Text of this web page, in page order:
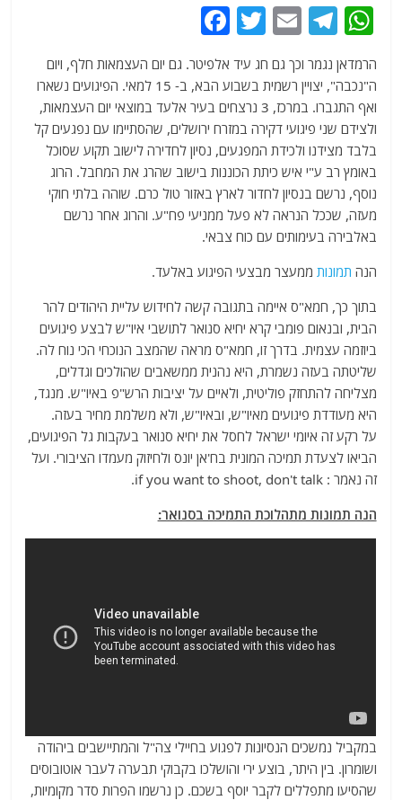
W
at
s
A
p
p
T
e
g
ra
m
E
ai
l
T
w
itt
er
c
e
b
o
o
k
הרמדאן נגמר וכך גם חג עיד אלפיטר. גם יום העצמאות חלף, ויום
ה"נכבה", יצויין רשמית בשבוע הבא, ב- 15 למאי. הפיגועים נשארו
ואף התגברו. במרכז, 3 נרצחים בעיר אלעד במוצאי יום העצמאות,
ולצידם שני פיגועי דקירה במזרח ירושלים, שהסתיימו עם נפגעים קל
בלבד מצידנו ולכידת המפגעים, נסיון לחדירה לישוב תקוע שסוכל
באומץ רב ע"י איש כיתת הכוננות בישוב שהרג את המחבל. הרוג
נוסף, נרשם בנסיון לחדור לארץ באזור טול כרם. שוהה בלתי חוקי
מעזה, שככל הנראה לא פעל ממניעי פח"ע. והרוג אחר נרשם
באלבירה בעימותים עם כוח צבאי.
הנה תמונות ממעצר מבצעי הפיגוע באלעד.
בתוך כך, חמא"ס איימה בתגובה קשה לחידוש עליית היהודים להר
הבית, ובנאום פומבי קרא יחיא סנואר לתושבי איו"ש לבצע פיגועים
ביוזמה עצמית. בדרך זו, חמא"ס מראה שהמצב הנוכחי הכי נוח לה.
שליטתה בעזה נשמרת, היא נהנית ממשאבים שהולכים וגדלים,
מצליחה להתחזק פוליטית, ולאיים על יציבות הרש"פ באיו"ש. מנגד,
היא מעודדת פיגועים מאיו"ש, ובאיו"ש, ולא משלמת מחיר בעזה.
על רקע זה איומי ישראל לחסל את יחיא סנואר בעקבות גל הפיגועים,
הביאו לצעדת תמיכה המונית בח'אן יונס ולחיזוק מעמדו הציבורי. ועל
זה נאמר : if you want to shoot, don't talk.
הנה תמונות מתהלוכת התמיכה בסנואר:
במקביל נמשכים הנסיונות לפגוע בחיילי צה"ל והמתיישבים ביהודה
ושומרון. בין היתר, בוצע ירי והושלכו בקבוקי תבערה לעבר אוטובוסים
שהסיעו מתפללים לקבר יוסף בשכם. כן נרשמו הפרות סדר מקומיות,